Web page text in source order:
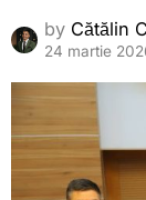
by Cătălin
24 martie